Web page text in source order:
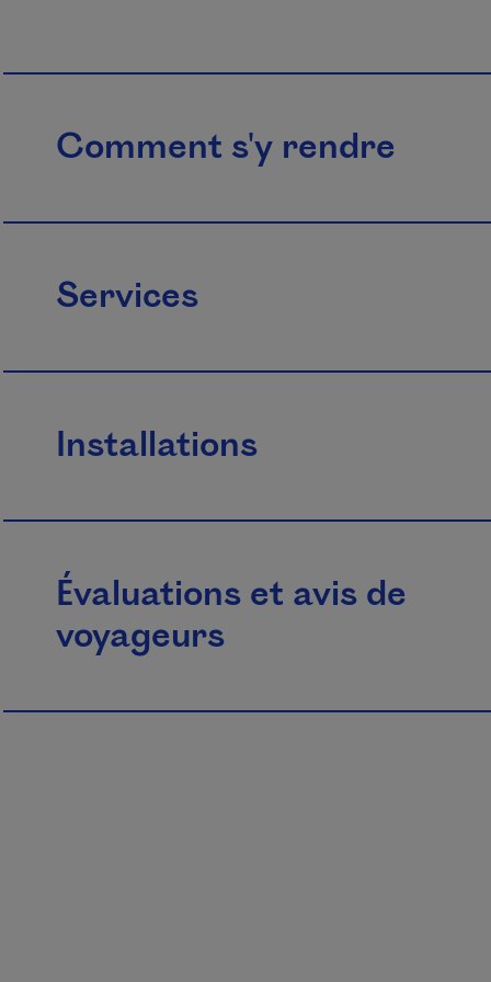
Comment s'y rendre
Services
Installations
Évaluations et avis de
voyageurs